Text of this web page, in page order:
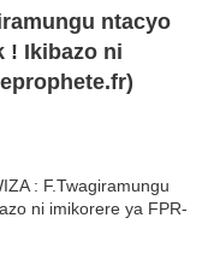
ntacyo
! Ikibazo ni